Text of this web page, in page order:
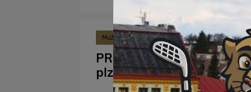
Muži A 5. 3. 2026
PREVIEW | Osmifinále
plzeňskou Slavií